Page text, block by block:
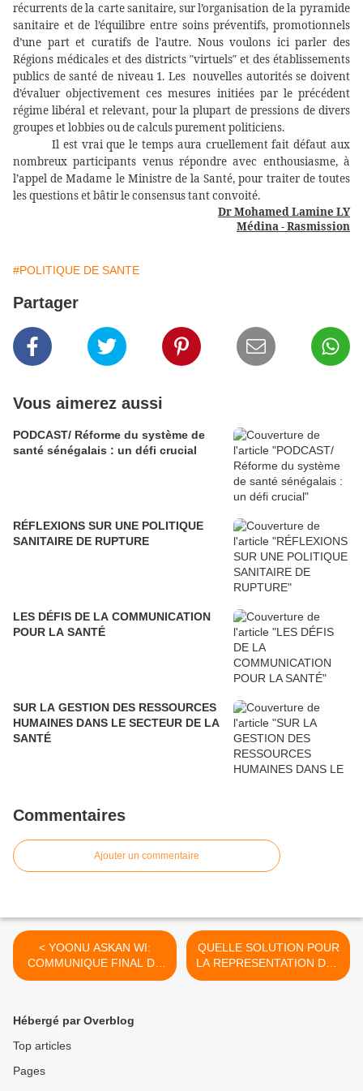
récurrents de la carte sanitaire, sur l’organisation de la pyramide
sanitaire et de l’équilibre entre soins préventifs, promotionnels
d’une part et curatifs de l’autre. Nous voulons ici parler des
Régions médicales et des districts ″virtuels″ et des établissements
publics de santé de niveau 1. Les nouvelles autorités se doivent
d’évaluer objectivement ces mesures initiées par le précédent
régime libéral et relevant, pour la plupart de pressions de divers
groupes et lobbies ou de calculs purement politiciens.
Il est vrai que le temps aura cruellement fait défaut aux
nombreux participants venus répondre avec enthousiasme, à
l’appel de Madame le Ministre de la Santé, pour traiter de toutes
les questions et bâtir le consensus tant convoité.
Dr Mohamed Lamine LY
Médina - Rasmission
#POLITIQUE DE SANTE
Partager
Vous aimerez aussi
PODCAST/ Réforme du système de
santé sénégalais : un défi crucial
RÉFLEXIONS SUR UNE POLITIQUE
SANITAIRE DE RUPTURE
LES DÉFIS DE LA COMMUNICATION
POUR LA SANTÉ
SUR LA GESTION DES RESSOURCES
HUMAINES DANS LE SECTEUR DE LA
SANTÉ
Commentaires
Ajouter un commentaire
< YOONU ASKAN WI:
COMMUNIQUE FINAL DU
CONSEIL GENERAL DES
QUELLE SOLUTION POUR
LA REPRESENTATION DES
TRAVAILLEURS AU
Hébergé par Overblog
Top articles
Pages